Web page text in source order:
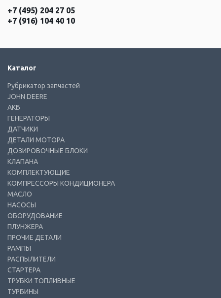
+7 (495) 204 27 05
+7 (916) 104 40 10
Каталог
Рубрикатор запчастей
JOHN DEERE
АКБ
ГЕНЕРАТОРЫ
ДАТЧИКИ
ДЕТАЛИ МОТОРА
ДОЗИРОВОЧНЫЕ БЛОКИ
КЛАПАНА
КОМПЛЕКТУЮЩИЕ
КОМПРЕССОРЫ КОНДИЦИОНЕРА
МАСЛО
НАСОСЫ
ОБОРУДОВАНИЕ
ПЛУНЖЕРА
ПРОЧИЕ ДЕТАЛИ
РАМПЫ
РАСПЫЛИТЕЛИ
СТАРТЕРА
ТРУБКИ ТОПЛИВНЫЕ
ТУРБИНЫ